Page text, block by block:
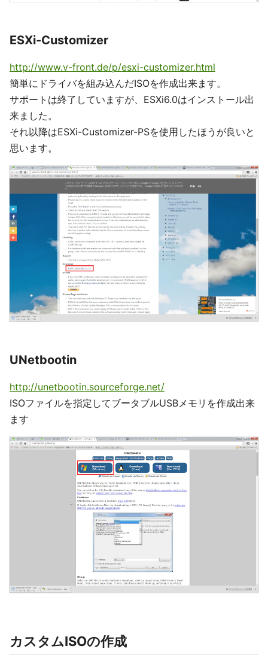
ESXi-Customizer
http://www.v-front.de/p/esxi-customizer.html
簡単にドライバを組み込んだISOを作成出来ます。
サポートは終了していますが、ESXi6.0はインストール出
来ました。
それ以降はESXi-Customizer-PSを使用したほうが良いと
思います。
UNetbootin
http://unetbootin.sourceforge.net/
ISOファイルを指定してブータブルUSBメモリを作成出来
ます
カスタムISOの作成